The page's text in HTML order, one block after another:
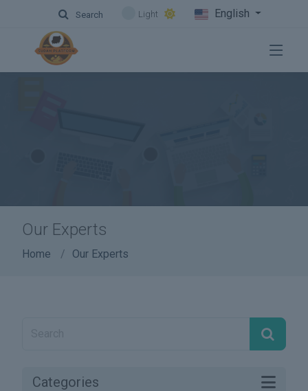
Search Light English
Our Experts
Home Our Experts
Categories